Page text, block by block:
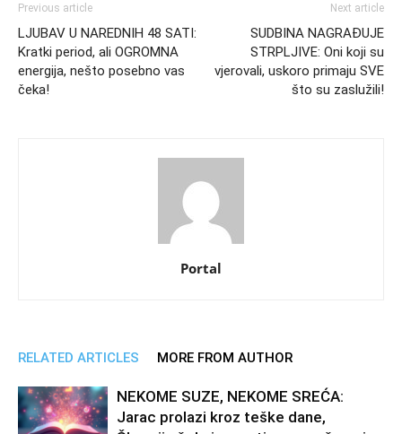
Previous article
LJUBAV U NAREDNIH 48 SATI:
Kratki period, ali OGROMNA
energija, nešto posebno vas
čeka!
Next article
SUDBINA NAGRAĐUJE
STRPLJIVE: Oni koji su
vjerovali, uskoro primaju SVE
što su zaslužili!
Portal
RELATED ARTICLES MORE FROM AUTHOR
NEKOME SUZE, NEKOME SREĆA:
Jarac prolazi kroz teške dane,